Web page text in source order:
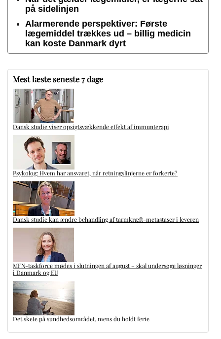
på sidelinjen
Alarmerende perspektiver: Første
lægemiddel trækkes ud – billig medicin
kan koste Danmark dyrt
Mest læste seneste 7 dage
Dansk studie viser opsigtsvækkende effekt af immunterapi
Psykolog: Hvem har ansvaret, når retningslinjerne er forkerte?
Dansk studie kan ændre behandling af tarmkræft-metastaser i leveren
MFN-taskforce mødes i slutningen af august – skal undersøge løsninger
i Danmark og EU
Det skete på sundhedsområdet, mens du holdt ferie